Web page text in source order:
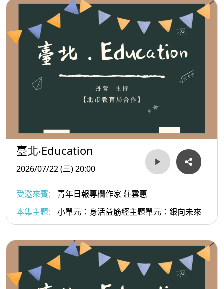
臺北‧Education
2026/07/22 (三) 20:00
受邀來賓:
青年日報專欄作家 莊雲惠
本集主題:
小單元：身活益筋經主題單元：銀向未來